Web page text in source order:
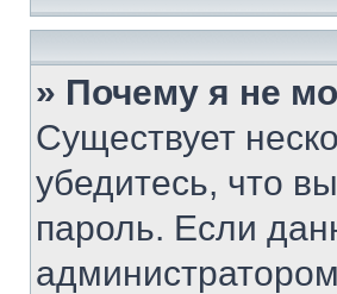
» Почему я не
Существует
убедитесь, что
пароль. Если